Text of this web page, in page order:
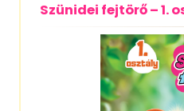
Szünidei fejtörő – 1.